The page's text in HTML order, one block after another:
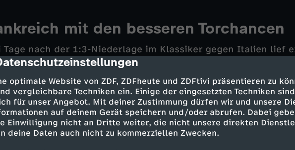
description
optimale Website von ZDF, ZDFheute und ZDFtivi präsentieren zu
vergleichbare Techniken ein. Einige der eingesetzten Techniken
für unser Angebot. Mit deiner Zustimmung dürfen wir und unsere
auf deinem Gerät speichern und/oder abrufen. Dabei
Einwilligung nicht an Dritte weiter, die nicht unsere direkten
deine Daten auch nicht zu kommerziellen Zwecken.
mit den besseren Torchancen
Tage nach der 1:3-Niederlage im Klassiker gegen Italien lief
rund bei den Franzosen, die allerdings in der vom deutschen
Die Führung durch einen Abstauber von Kolo Muani
unverdient. Tedescos Belgier, die zum Auftakt 3:1
hatten, spielten zwar auch danach engagiert, waren